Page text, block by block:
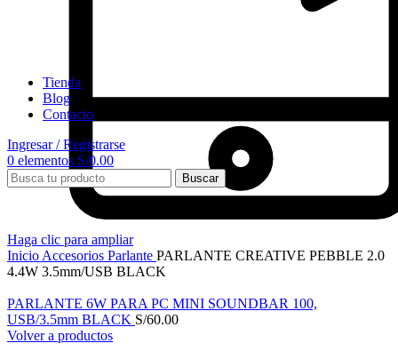
Tienda
Blog
Contacto
Ingresar / Registrarse
0 elementos S/0.00
Buscar
Haga clic para ampliar
Inicio Accesorios Parlante PARLANTE CREATIVE PEBBLE 2.0
4.4W 3.5mm/USB BLACK
PARLANTE 6W PARA PC MINI SOUNDBAR 100,
USB/3.5mm BLACK S/60.00
Volver a productos